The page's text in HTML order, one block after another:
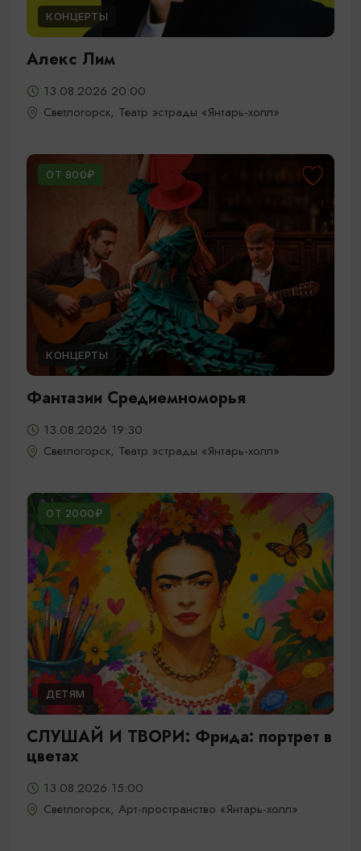
КОНЦЕРТЫ
Алекс Лим
13.08.2026 20:00
Светлогорск, Театр эстрады «Янтарь-холл»
ОТ 800₽
КОНЦЕРТЫ
Фантазии Средиемноморья
13.08.2026 19:30
Светлогорск, Театр эстрады «Янтарь-холл»
ОТ 2000₽
ДЕТЯМ
СЛУШАЙ И ТВОРИ: Фрида: портрет в
цветах
13.08.2026 15:00
Светлогорск, Арт-пространство «Янтарь-холл»